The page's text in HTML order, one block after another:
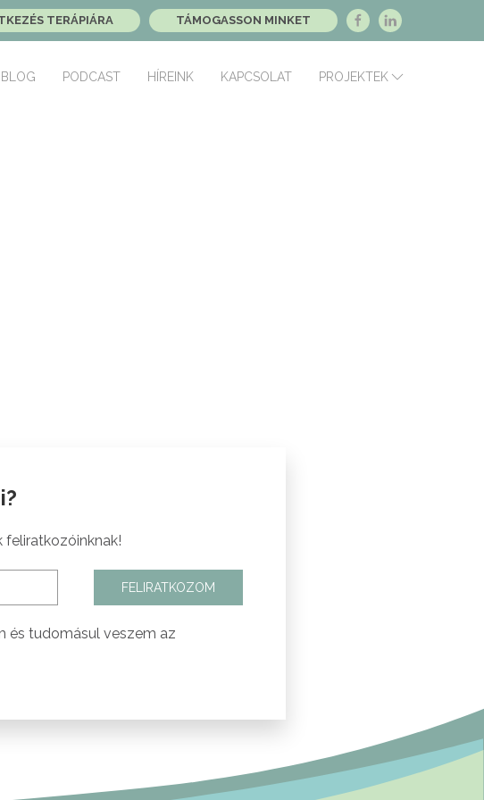
TERÁPIÁRA TÁMOGASSON MINKET
BLOG PODCAST HÍREINK KAPCSOLAT PROJEKTEK
feliratkozóinknak!
FELIRATKOZOM
és tudomásul veszem az